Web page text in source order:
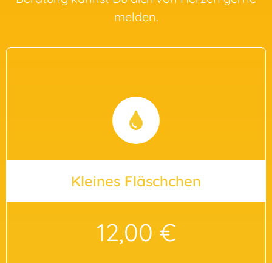
melden.
Kleines Fläschchen
12,00 €